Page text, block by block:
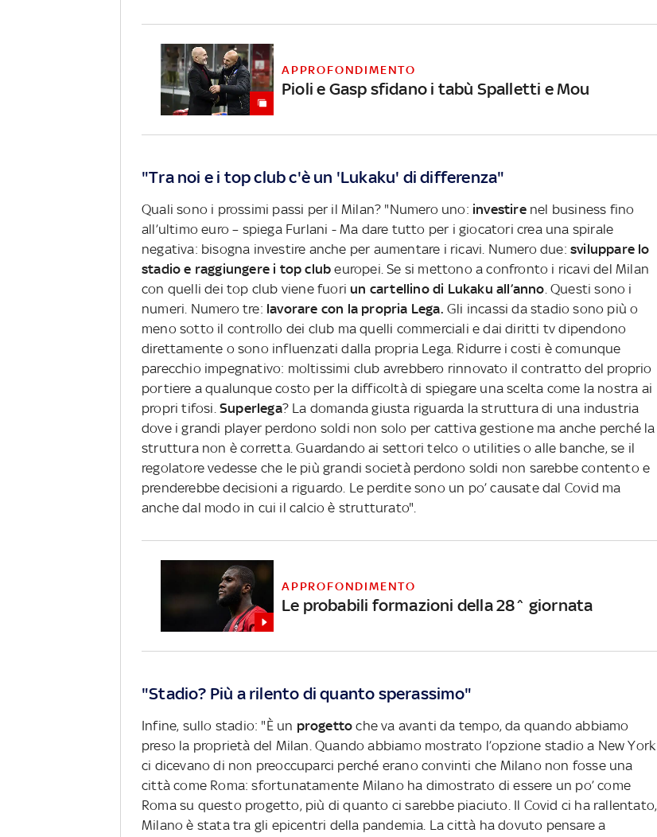
APPROFONDIMENTO
Pioli e Gasp sfidano i tabù Spalletti e Mou
"Tra noi e i top club c'è un 'Lukaku' di differenza"
Quali sono i prossimi passi per il Milan? "Numero uno: investire nel business fino
all’ultimo euro – spiega Furlani - Ma dare tutto per i giocatori crea una spirale
negativa: bisogna investire anche per aumentare i ricavi. Numero due: sviluppare lo
stadio e raggiungere i top clubeuropei. Se si mettono a confronto i ricavi del Milan
con quelli dei top club viene fuoriun cartellino di Lukaku all’anno . Questi sono i
numeri. Numero tre: lavorare con la propria Lega. Gli incassi da stadio sono più o
meno sotto il controllo dei club ma quelli commerciali e dai diritti tv dipendono
direttamente o sono influenzati dalla propria Lega. Ridurre i costi è comunque
parecchio impegnativo: moltissimi club avrebbero rinnovato il contratto del proprio
portiere a qualunque costo per la difficoltà di spiegare una scelta come la nostra ai
propri tifosi. Superlega? La domanda giusta riguarda la struttura di una industria
dove i grandi player perdono soldi non solo per cattiva gestione ma anche perché la
struttura non è corretta. Guardando ai settori telco o utilities o alle banche, se il
regolatore vedesse che le più grandi società perdono soldi non sarebbe contento e
prenderebbe decisioni a riguardo. Le perdite sono un po’ causate dal Covid ma
anche dal modo in cui il calcio è strutturato".
APPROFONDIMENTO
Le probabili formazioni della 28^ giornata
"Stadio? Più a rilento di quanto sperassimo"
Infine, sullo stadio: "È un progettoche va avanti da tempo, da quando abbiamo
preso la proprietà del Milan. Quando abbiamo mostrato l’opzione stadio a New York
ci dicevano di non preoccuparci perché erano convinti che Milano non fosse una
città come Roma: sfortunatamente Milano ha dimostrato di essere un po’ come
Roma su questo progetto, più di quanto ci sarebbe piaciuto. Il Covid ci ha rallentato,
Milano è stata tra gli epicentri della pandemia. La città ha dovuto pensare a